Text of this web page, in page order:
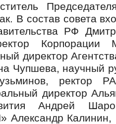
В состав совета
РФ
Корпорации
директор
Чупшева, научный
ректор
директор
Андрей
Калинин,